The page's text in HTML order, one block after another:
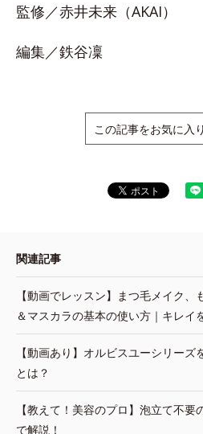
監修／赤井未来（AKAI）
編集／鉄谷凜
この記事をお気に入
関連記事
【動画でレッスン】まつ毛メイク
＆マスカラの基本の使い方｜キレイ
【動画あり】オルビスユーシリー
とは？
【教えて！美容のプロ】泡立て不
で解説！